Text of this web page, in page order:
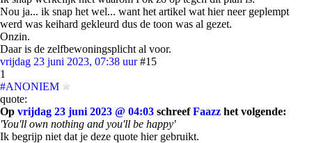
Nou ja... ik snap het wel... want het artikel wat hier neer geplempt
werd was keihard gekleurd dus de toon was al gezet.
Onzin.
Daar is de zelfbewoningsplicht al voor.
vrijdag 23 juni 2023, 07:38 uur #15
1
#ANONIEM
quote:
Op vrijdag 23 juni 2023 @ 04:03 schreefFaazz het volgende:
'You'll own nothing and you'll be happy'
Ik begrijp niet dat je deze quote hier gebruikt.